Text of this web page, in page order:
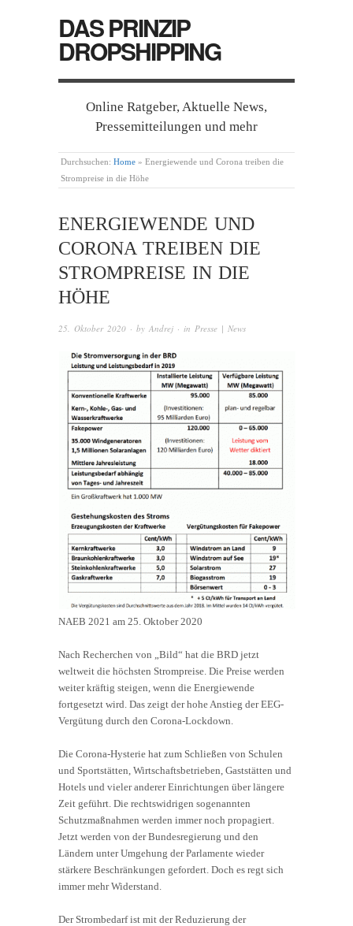
DAS PRINZIP
DROPSHIPPING
Online Ratgeber, Aktuelle News,
Pressemitteilungen und mehr
Durchsuchen: Home » Energiewende und Corona treiben die
Strompreise in die Höhe
ENERGIEWENDE UND
CORONA TREIBEN DIE
STROMPREISE IN DIE
HÖHE
25. Oktober 2020 · by Andrej · in Presse | News
NAEB 2021 am 25. Oktober 2020
Nach Recherchen von „Bild“ hat die BRD jetzt
weltweit die höchsten Strompreise. Die Preise werden
weiter kräftig steigen, wenn die Energiewende
fortgesetzt wird. Das zeigt der hohe Anstieg der EEG-
Vergütung durch den Corona-Lockdown.
Die Corona-Hysterie hat zum Schließen von Schulen
und Sportstätten, Wirtschaftsbetrieben, Gaststätten und
Hotels und vieler anderer Einrichtungen über längere
Zeit geführt. Die rechtswidrigen sogenannten
Schutzmaßnahmen werden immer noch propagiert.
Jetzt werden von der Bundesregierung und den
Ländern unter Umgehung der Parlamente wieder
stärkere Beschränkungen gefordert. Doch es regt sich
immer mehr Widerstand.
Der Strombedarf ist mit der Reduzierung der